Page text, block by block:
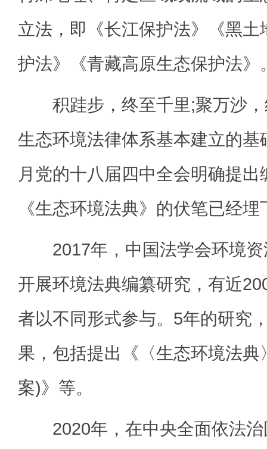
立法，即《长江保护法》《黑
护法》《青藏高原生态保护法》
积跬步，终至千里;聚万沙，
生态环境法律体系基本建立的基
月党的十八届四中全会明确提
《生态环境法典》的伏笔已经埋
2017年，中国法学会环境资
开展环境法典编纂研究，有近
者以不同形式参与。5年的研究
果，包括提出《〈生态环境法典
案)》等。
2020年，在中央全面依法治